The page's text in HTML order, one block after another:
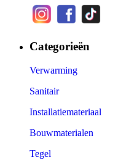
Categorieën
Verwarming
Sanitair
Installatiemateriaal
Bouwmaterialen
Tegel